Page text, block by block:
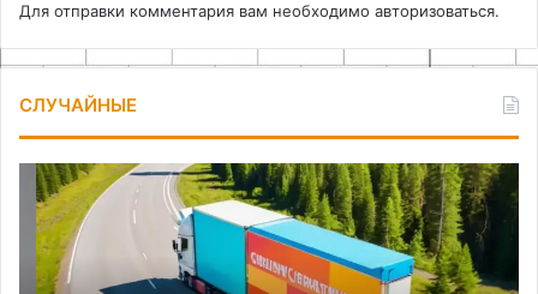
Для отправки комментария вам необходимо авторизоваться.
СЛУЧАЙНЫЕ
Как
малому
бизнесу
сэкономить
из